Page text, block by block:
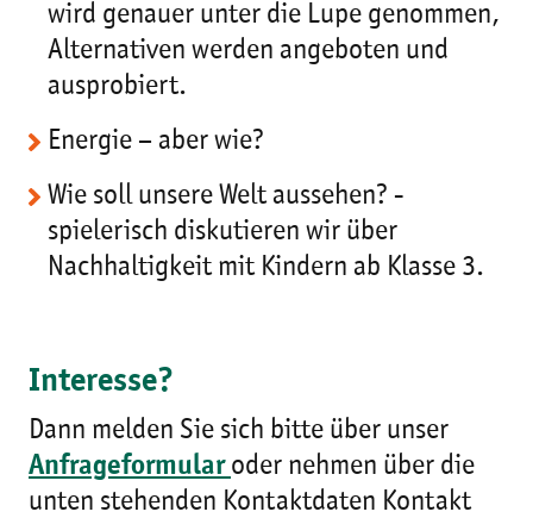
wird genauer unter die Lupe genommen,
Alternativen werden angeboten und
ausprobiert.
Energie – aber wie?
Wie soll unsere Welt aussehen? -
spielerisch diskutieren wir über
Nachhaltigkeit mit Kindern ab Klasse 3.
Interesse?
Dann melden Sie sich bitte über unser
Anfrageformular oder nehmen über die
unten stehenden Kontaktdaten Kontakt